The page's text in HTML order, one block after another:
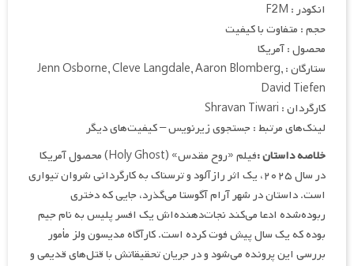
انکودر : F2M
حجم : متفاوت با کیفیت
محصول : آمریکا
ستارگان : Jenn Osborne, Cleve Langdale, Aaron Blomberg,
David Tiefen
کارگردان : Shravan Tiwari
لینک‌های مرتبط : جستجوی زیرنویس – کیفیت‌های دیگر
خلاصه داستان :
فیلم «روح مقدس» (Holy Ghost) محصول آمریکا
در سال ۲۰۲۵، یک اثر رازآلود و ترسناک به کارگردانی شروان تیواری
است. داستان در شهر آرام آگوستا می‌گذرد، جایی که دختری
ربوده‌شده ادعا می‌کند نجات‌دهنده‌اش یک افسر پلیس به نام جیم
بوده که یک سال پیش فوت کرده است. کارآگاه مدیسون ولز مأمور
بررسی این پرونده می‌شود و در جریان تحقیقاتش با قتل‌های قدیمی و